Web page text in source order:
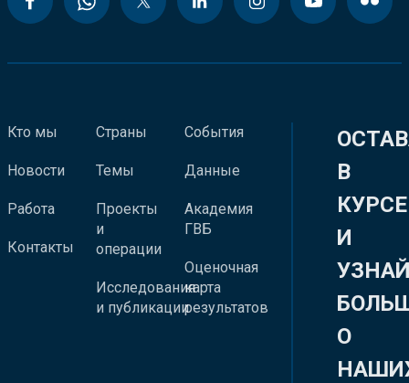
Кто мы
Новости
Работа
Контакты
Страны
Темы
Проекты
и
операции
Исследования
и публикации
События
Данные
Академия
ГВБ
Оценочная
карта
результатов
В
КУРСЕ
И
О